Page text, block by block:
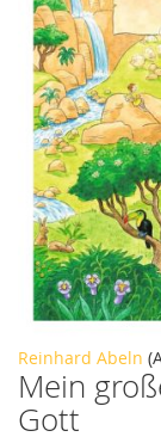
Reinhard Abeln
Mein
Gott
Zum
Anfang
der
Bildergalerie